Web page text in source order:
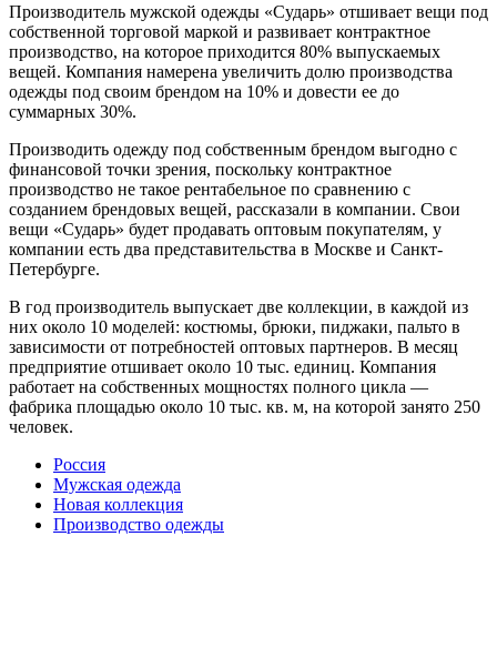
Производитель мужской одежды «Сударь» отшивает вещи под
собственной торговой маркой и развивает контрактное
производство, на которое приходится 80% выпускаемых
вещей. Компания намерена увеличить долю производства
одежды под своим брендом на 10% и довести ее до
суммарных 30%.
Производить одежду под собственным брендом выгодно с
финансовой точки зрения, поскольку контрактное
производство не такое рентабельное по сравнению с
созданием брендовых вещей, рассказали в компании. Свои
вещи «Сударь» будет продавать оптовым покупателям, у
компании есть два представительства в Москве и Санкт-
Петербурге.
В год производитель выпускает две коллекции, в каждой из
них около 10 моделей: костюмы, брюки, пиджаки, пальто в
зависимости от потребностей оптовых партнеров. В месяц
предприятие отшивает около 10 тыс. единиц. Компания
работает на собственных мощностях полного цикла —
фабрика площадью около 10 тыс. кв. м, на которой занято 250
человек.
Россия
Мужская одежда
Новая коллекция
Производство одежды